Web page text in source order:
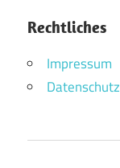
Rechtliches
Impressum
Datenschutz